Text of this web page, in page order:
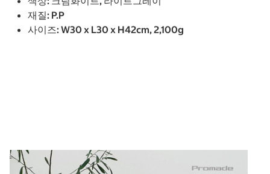
재질: P.P
사이즈: W30 x L30 x H42cm, 2,100g